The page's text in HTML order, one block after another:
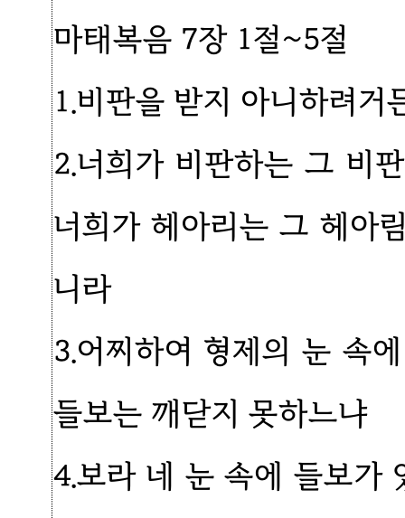
마태복음 7장 1절~5절
1.비판을 받지 아니하려거
2.너희가 비판하는 그 비
너희가 헤아리는 그 헤아
니라
3.어찌하여 형제의 눈 속
들보는 깨닫지 못하느냐
4.보라 네 눈 속에 들보가